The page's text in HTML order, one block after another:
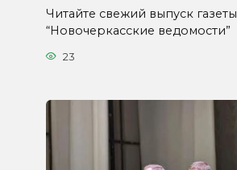
Читайте свежий выпуск газеты
“Новочеркасские ведомости”
23